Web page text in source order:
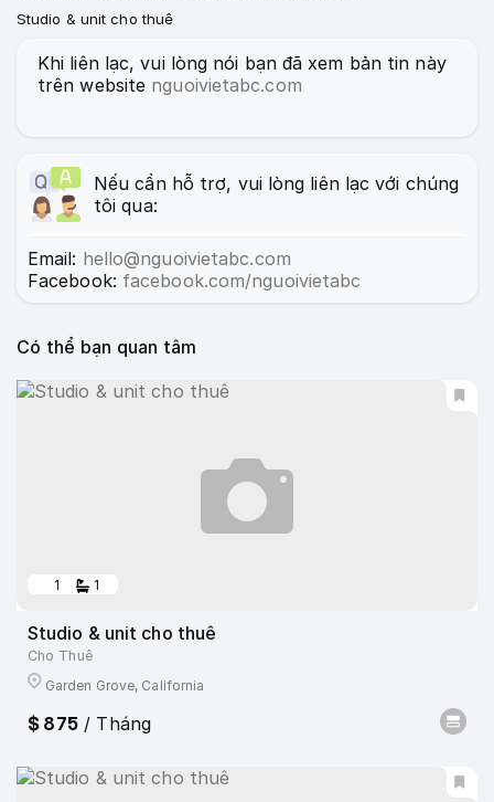
Studio & unit cho thuê
Khi liên lạc, vui lòng nói bạn đã xem bản tin này
trên website nguoivietabc.com
Nếu cần hỗ trợ, vui lòng liên lạc với chúng
tôi qua:
Email: hello@nguoivietabc.com
Facebook: facebook.com/nguoivietabc
Có thể bạn quan tâm
Studio & unit cho thuê
1 1
Cho Thuê
Garden Grove, California
$ 875 / Tháng